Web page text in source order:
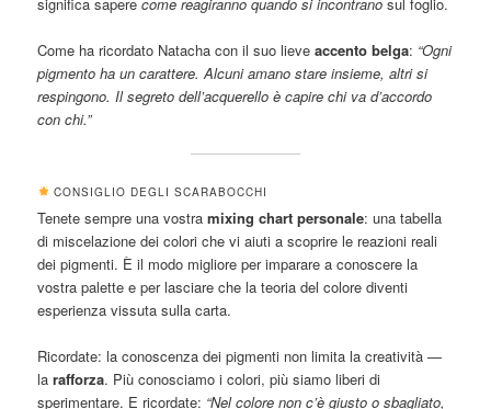
Come ha ricordato Natacha con il suo lieveaccento belga: “Ogni
pigmento ha un carattere. Alcuni amano stare insieme, altri si
respingono. Il segreto dell’acquerello è capire chi va d’accordo
con chi.”
CONSIGLIO DEGLI SCARABOCCHI
Tenete sempre una vostramixing chart personale: una tabella
di miscelazione dei colori che vi aiuti a scoprire le reazioni reali
dei pigmenti. È il modo migliore per imparare a conoscere la
vostra palette e per lasciare che la teoria del colore diventi
esperienza vissuta sulla carta.
Ricordate: la conoscenza dei pigmenti non limita la creatività —
larafforza. Più conosciamo i colori, più siamo liberi di
sperimentare. E ricordate: “Nel colore non c’è giusto o sbagliato,